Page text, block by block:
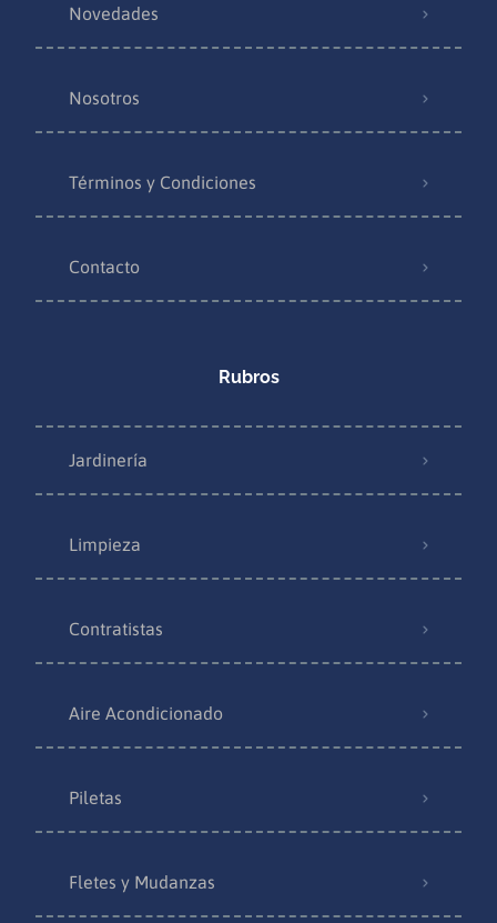
Novedades
Nosotros
Términos y Condiciones
Contacto
Rubros
Jardinería
Limpieza
Contratistas
Aire Acondicionado
Piletas
Fletes y Mudanzas